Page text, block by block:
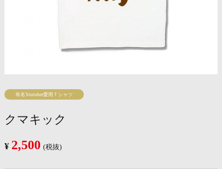
有名Youtuber愛用Ｔシャツ
クマキック
¥ 2,500 (税抜)